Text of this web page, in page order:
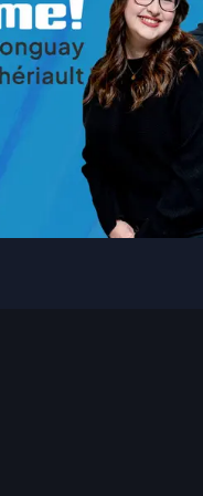
sont sans